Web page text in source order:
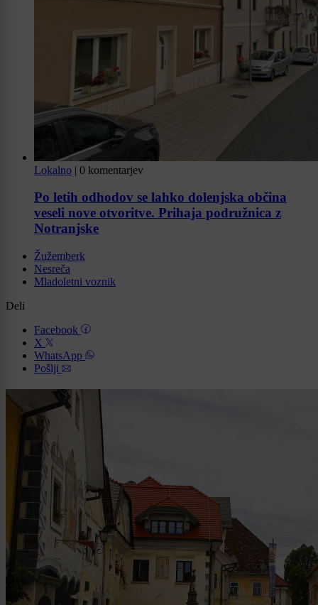
Lokalno | 0 komentarjev
Po letih odhodov se lahko dolenjska občina
veseli nove otvoritve. Prihaja podružnica z
Notranjske
Žužemberk
Nesreča
Mladoletni voznik
Deli
Facebook
X
WhatsApp
Pošlji